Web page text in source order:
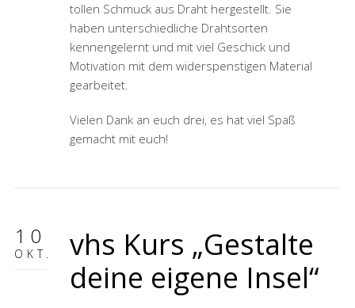
tollen Schmuck aus Draht hergestellt. Sie
haben unterschiedliche Drahtsorten
kennengelernt und mit viel Geschick und
Motivation mit dem widerspenstigen Material
gearbeitet.
Vielen Dank an euch drei, es hat viel Spaß
gemacht mit euch!
10
OKT.
vhs Kurs „Gestalte
deine eigene Insel“